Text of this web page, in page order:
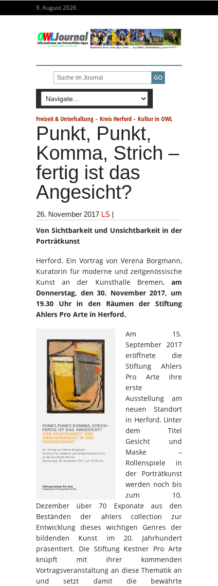
9. August 2026
Freizeit & Unterhaltung - Kreis Herford - Kultur in OWL
Punkt, Punkt,
Komma, Strich –
fertig ist das
Angesicht?
26. November 2017 LS |
Von Sichtbarkeit und Unsichtbarkeit in der
Porträtkunst
Herford. Ein Vortrag von Verena Borgmann,
Kuratorin für moderne und zeitgenössische
Kunst an der Kunsthalle Bremen, am
Donnerstag, den 30. November 2017, um
19.30 Uhr in den Räumen der Stiftung
Ahlers Pro Arte in Herford.
Am 15.
September 2017
eröffnete die
Stiftung Ahlers
Pro Arte ihre
erste
Ausstellung am
neuen Standort
in Herford. Unter
dem Titel
Gesicht und
Maske –
Rollenspiele in
der Porträtkunst
werden noch bis
zum 10.
Dezember über 70 Exponate aus den
Beständen der ahlers collection zur
Entwicklung dieses wichtigen Genres der
bildenden Kunst im 20. Jahrhundert
präsentiert. Die Stiftung Kestner Pro Arte
knüpft mit ihrer kommenden
Vortragsveranstaltung an diese Thematik an
und setzt damit die bewährte